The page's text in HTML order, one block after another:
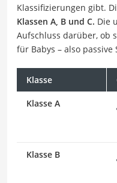
Klassifizierungen gibt.
Klassen A, B und C. Die
Aufschluss darüber, ob
für Babys – also passive
Klasse
Klasse A
Klasse B